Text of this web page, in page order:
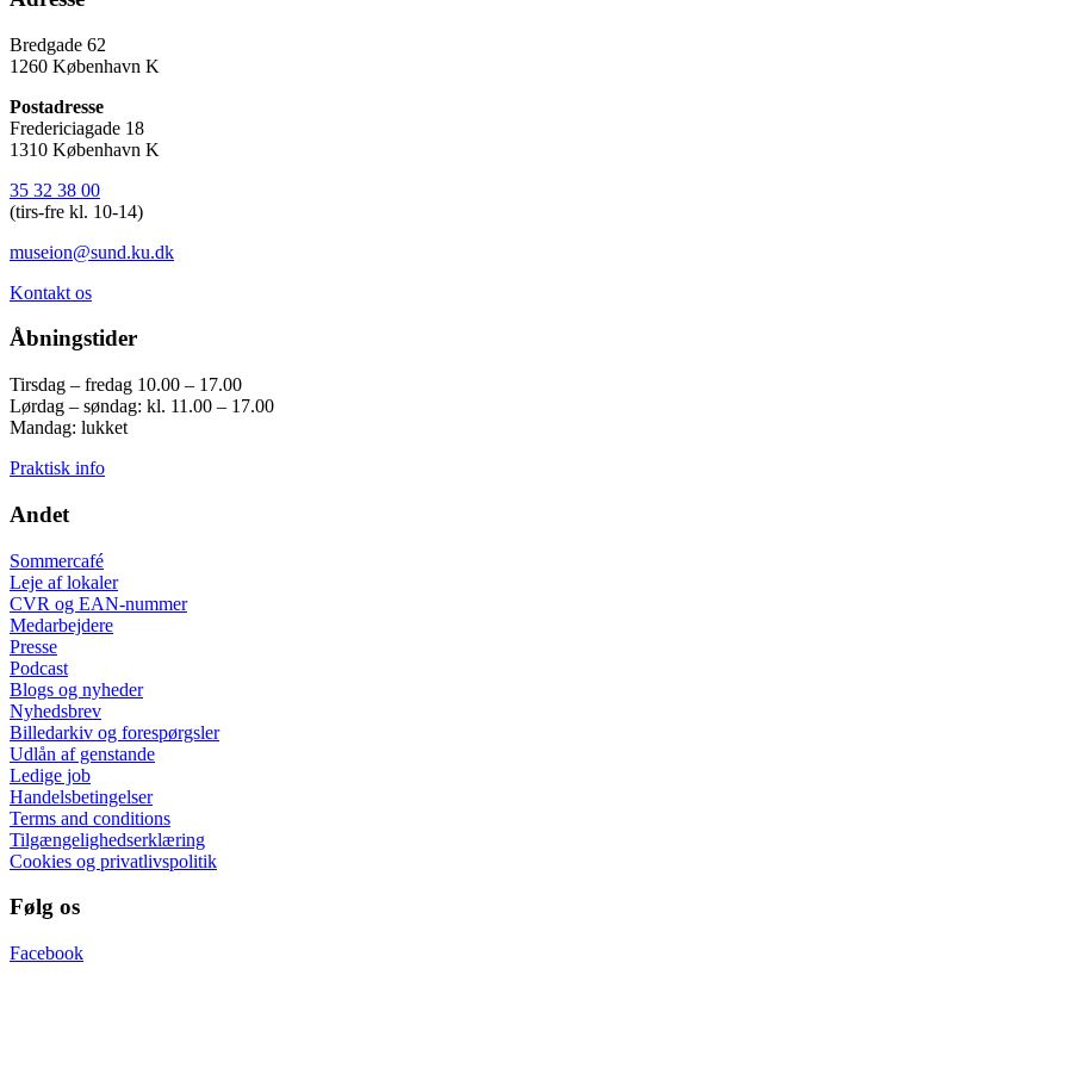
Bredgade 62
1260 København K
Postadresse
Fredericiagade 18
1310 København K
35 32 38 00
(tirs-fre kl. 10-14)
museion@sund.ku.dk
Kontakt os
Åbningstider
Tirsdag – fredag 10.00 – 17.00
Lørdag – søndag: kl. 11.00 – 17.00
Mandag: lukket
Praktisk info
Andet
Sommercafé
Leje af lokaler
CVR og EAN-nummer
Medarbejdere
Presse
Podcast
Blogs og nyheder
Nyhedsbrev
Billedarkiv og forespørgsler
Udlån af genstande
Ledige job
Handelsbetingelser
Terms and conditions
Tilgængelighedserklæring
Cookies og privatlivspolitik
Følg os
Facebook